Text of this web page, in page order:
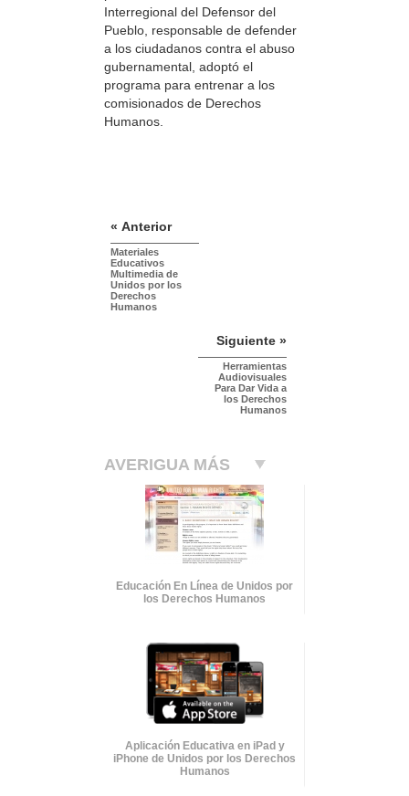
Interregional del Defensor del
Pueblo, responsable de defender
a los ciudadanos contra el abuso
gubernamental, adoptó el
programa para entrenar a los
comisionados de Derechos
Humanos.
« Anterior
Materiales
Educativos
Multimedia de
Unidos por los
Derechos
Humanos
Siguiente »
Herramientas
Audiovisuales
Para Dar Vida a
los Derechos
Humanos
AVERIGUA MÁS
Educación En Línea de Unidos por
los Derechos Humanos
Aplicación Educativa en iPad y
iPhone de Unidos por los Derechos
Humanos